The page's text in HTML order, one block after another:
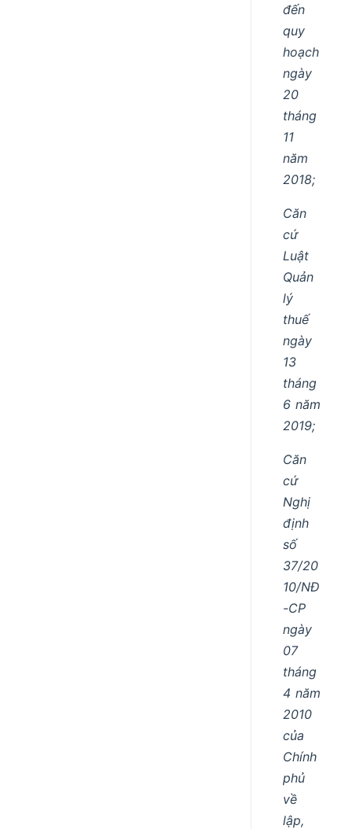
đến
quy
hoạch
ngày
20
tháng
11
năm
2018;
Căn
cứ
Luật
Quản
lý
thuế
ngày
13
tháng
6 năm
2019;
Căn
cứ
Nghị
định
số
37/20
10/NĐ
-CP
ngày
07
tháng
4 năm
2010
của
Chính
phủ
về
lập,